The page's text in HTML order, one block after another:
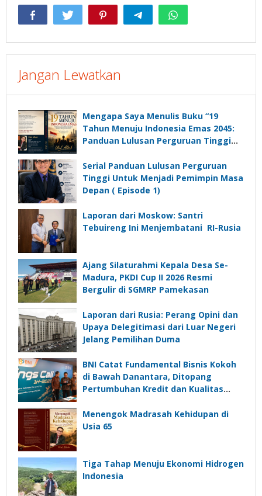
Jangan Lewatkan
Mengapa Saya Menulis Buku “19
Tahun Menuju Indonesia Emas 2045:
Panduan Lulusan Perguruan Tinggi
Depan”?
Serial Panduan Lulusan Perguruan
Tinggi Untuk Menjadi Pemimpin Masa
Depan ( Episode 1)
Laporan dari Moskow: Santri
Tebuireng Ini Menjembatani RI-Rusia
Ajang Silaturahmi Kepala Desa Se-
Madura, PKDI Cup II 2026 Resmi
Bergulir di SGMRP Pamekasan
Laporan dari Rusia: Perang Opini dan
Upaya Delegitimasi dari Luar Negeri
Jelang Pemilihan Duma
BNI Catat Fundamental Bisnis Kokoh
di Bawah Danantara, Ditopang
Pertumbuhan Kredit dan Kualitas
Menengok Madrasah Kehidupan di
Usia 65
Tiga Tahap Menuju Ekonomi Hidrogen
Indonesia